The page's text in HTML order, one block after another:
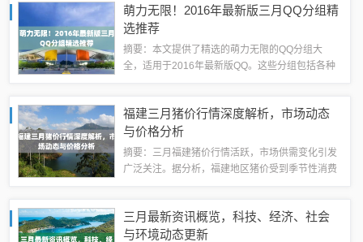
为观众带来非凡的观影体验。《演员表》1、张...
萌力无限！2016年最新版三月QQ分组精
选推荐
摘要：本文提供了精选的萌力无限的QQ分组大
全，适用于2016年最新版QQ。这些分组包括各种
自己的QQ好友列表。本文旨在为读者提供...
福建三月猪价行情深度解析，市场动态
与价格分析
摘要：三月福建猪价行情活跃，市场供需变化引发
广泛关注。据分析，福建地区猪价受到季节性消费
情，分析市场动态，以了解未来走势。本文旨...
三月最新资讯概览，科技、经济、社会
与环境动态更新